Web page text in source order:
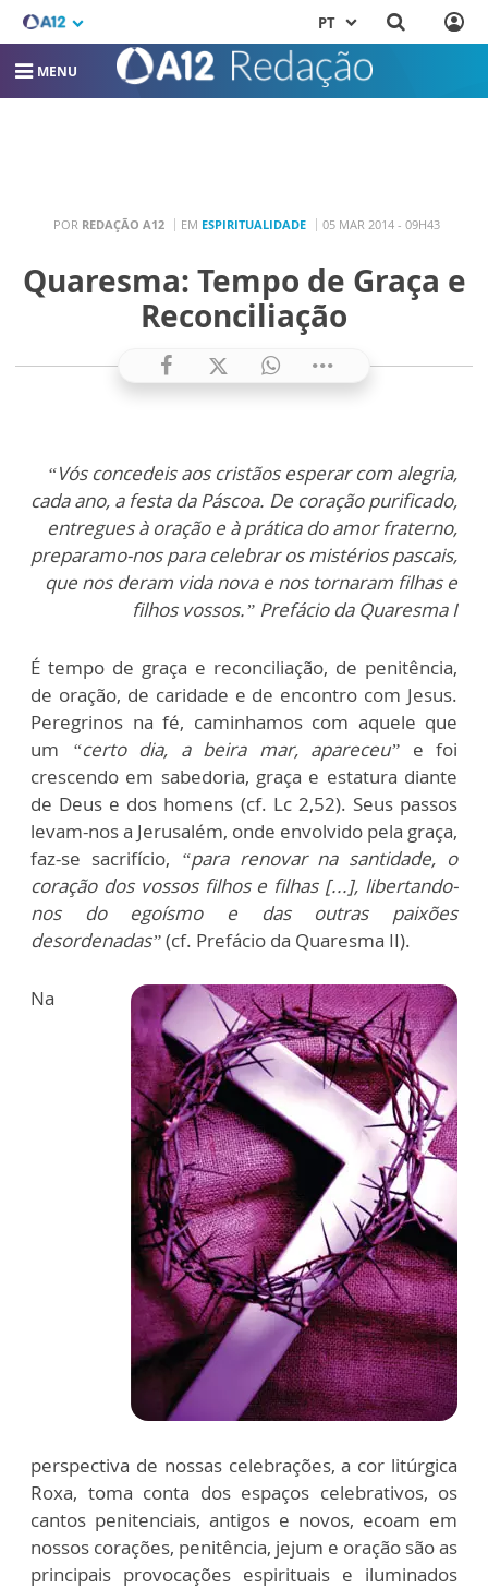
PT
MENU
POR REDAÇÃO A12 EM ESPIRITUALIDADE 05 MAR 2014 - 09H43
Quaresma: Tempo de Graça e
Reconciliação
“Vós concedeis aos cristãos esperar com alegria,
cada ano, a festa da Páscoa. De coração purificado,
entregues à oração e à prática do amor fraterno,
preparamo-nos para celebrar os mistérios pascais,
que nos deram vida nova e nos tornaram filhas e
filhos vossos.” Prefácio da Quaresma I
É tempo de graça e reconciliação, de penitência,
de oração, de caridade e de encontro com Jesus.
Peregrinos na fé, caminhamos com aquele que
um
“certo dia, a beira mar, apareceu” e foi
crescendo em sabedoria, graça e estatura diante
de Deus e dos homens (cf. Lc 2,52). Seus passos
levam-nos a Jerusalém, onde envolvido pela graça,
faz-se sacrifício, “para renovar na santidade, o
coração dos vossos filhos e filhas [...], libertando-
nos do egoísmo e das outras paixões
desordenadas”(cf. Prefácio da Quaresma II).
Na
perspectiva de nossas celebrações, a cor litúrgica
Roxa, toma conta dos espaços celebrativos, os
cantos penitenciais, antigos e novos, ecoam em
nossos corações, penitência, jejum e oração são as
principais provocações espirituais e iluminados